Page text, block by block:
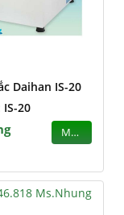
Daihan IS-20
IS-20
MUA
Ms.Nhung